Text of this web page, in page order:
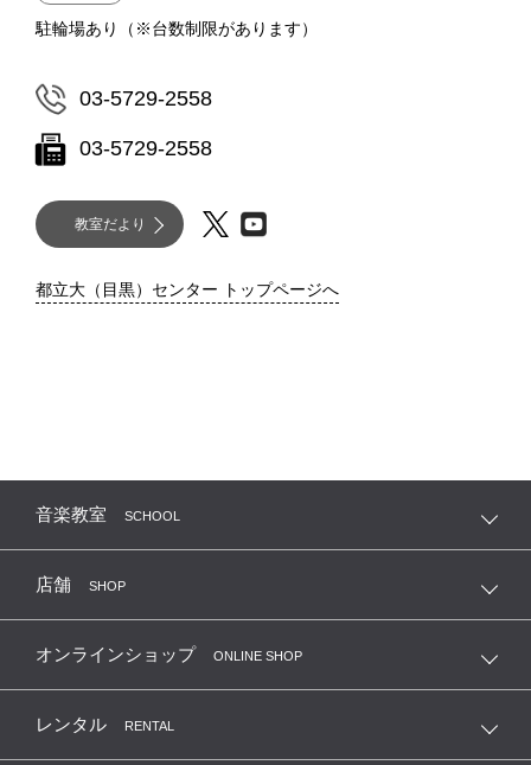
駐輪場あり（※台数制限があります）
03-5729-2558
03-5729-2558
教室だより
都立大（目黒）センター トップページへ
音楽教室 SCHOOL
店舗 SHOP
オンラインショップ ONLINE SHOP
レンタル RENTAL